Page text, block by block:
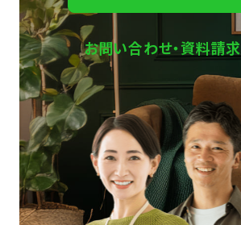
お問い合わせ・資料請求